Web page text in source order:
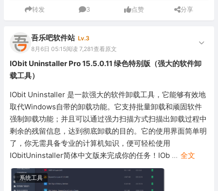
转发 3 点赞 分享
吾乐吧软件站 Lv.3
8月6日 05:15阅读 7,281查看原文
IObit Uninstaller Pro 15.5.0.11 绿色特别版（强大的软件卸
载工具）
IObit Uninstaller 是一款强大的软件卸载工具，它能够有效地
取代Windows自带的卸载功能。它支持批量卸载和顽固软件
强制卸载功能；并且可以通过强力扫描方式扫描出卸载过程中
剩余的残留信息，达到彻底卸载的目的。它的使用界面简单明
了，你无需具备专业的计算机知识，便可轻松使用
IObitUninstaller简体中文版来完成你的任务！IOb ... 全文
系统工具